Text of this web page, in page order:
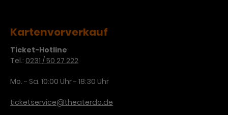
Kartenvorverkauf
Ticket-Hotline
Tel.: 0231 / 50 27 222
Mo. - Sa. 10:00 Uhr - 18:30 Uhr
ticketservice@theaterdo.de